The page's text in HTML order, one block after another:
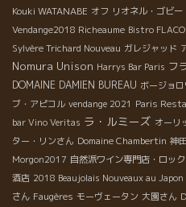
Kouki WATANABE オフ リオネル・ゴビー
Vendange2018 Richeaume Bistro
Sylvère Trichard Nouveau ガレジャッド
Nomura Unison Harrys Bar Paris フ
DOMAINE DAMIEN BUREAU ボージョ
ブ・アピコル vendange 2021 Paris
bar Vino Veritas ラ・ルミーズ オーリ
ター・リンさん Domaine Chambertin 神田
Morgon2017 自然派ワイン専門店・ロッ
酒店 2018 Beaujolais Nouveaux au Japon
さん Faugères モーヴェータン 大園さん